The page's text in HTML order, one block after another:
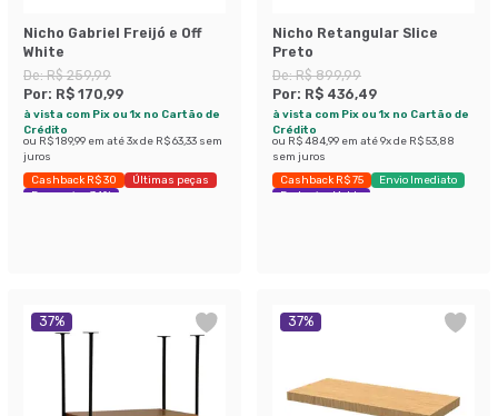
Nicho Gabriel Freijó e Off
White
De:R$ 259,99
Por: R$ 170,99
à vista com Pix ou 1x no Cartão de
Crédito
ou R$ 189,99 em até3x de R$ 63,33 sem
juros
Cashback R$ 30
Últimas peças
Economize 34%
Nicho Retangular Slice
Preto
De:R$ 899,99
Por: R$ 436,49
à vista com Pix ou 1x no Cartão de
Crédito
ou R$ 484,99 em até9x de R$ 53,88
sem juros
Cashback R$ 75
Envio Imediato
Exclusivo Mobly
37% 37%